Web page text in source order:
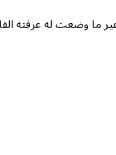
ما وضعت له عرفته